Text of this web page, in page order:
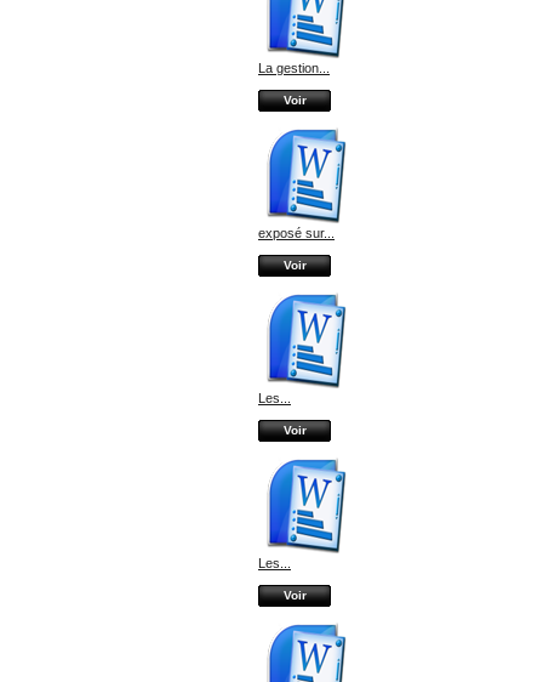
La gestion...
Voir
exposé sur...
Voir
Les...
Voir
Les...
Voir